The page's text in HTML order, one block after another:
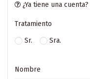
¿Ya tiene una cuenta?
Tratamiento
Sr. Sra.
Nombre